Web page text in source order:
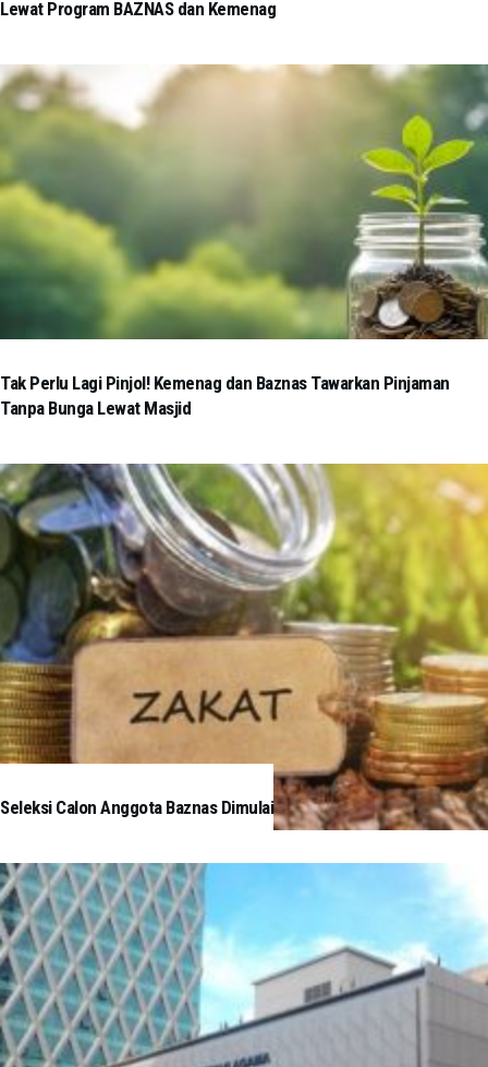
Lewat Program BAZNAS dan Kemenag
Tak Perlu Lagi Pinjol! Kemenag dan Baznas Tawarkan Pinjaman
Tanpa Bunga Lewat Masjid
Seleksi Calon Anggota Baznas Dimulai